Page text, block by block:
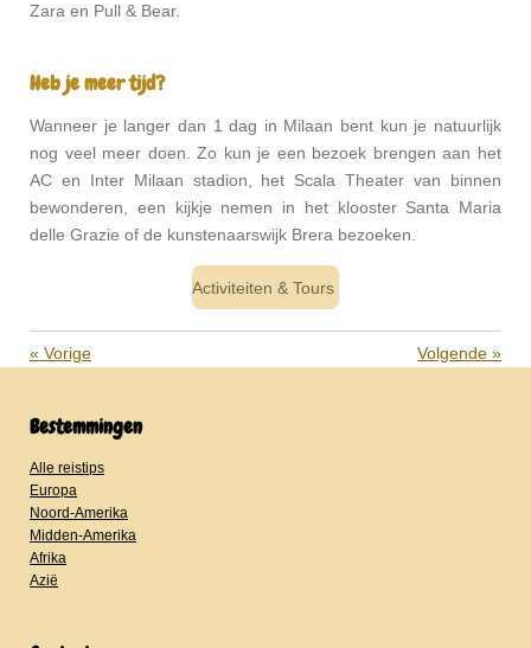
Zara en Pull & Bear.
Heb je meer tijd?
Wanneer je langer dan 1 dag in Milaan bent kun je natuurlijk
nog veel meer doen. Zo kun je een bezoek brengen aan het
AC en Inter Milaan stadion, het Scala Theater van binnen
bewonderen, een kijkje nemen in het klooster Santa Maria
delle Grazie of de kunstenaarswijk Brera bezoeken.
Activiteiten & Tours
« Vorige Volgende »
Bestemmingen
Alle reistips
Europa
Noord-Amerika
Midden-Amerika
Afrika
Azië